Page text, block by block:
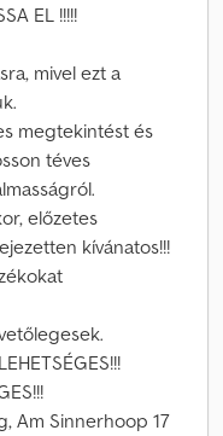
EL !!!!!
mivel ezt a
megtekintést és
téves
előzetes
kívánatos!!!
Am Sinnerhoop 17